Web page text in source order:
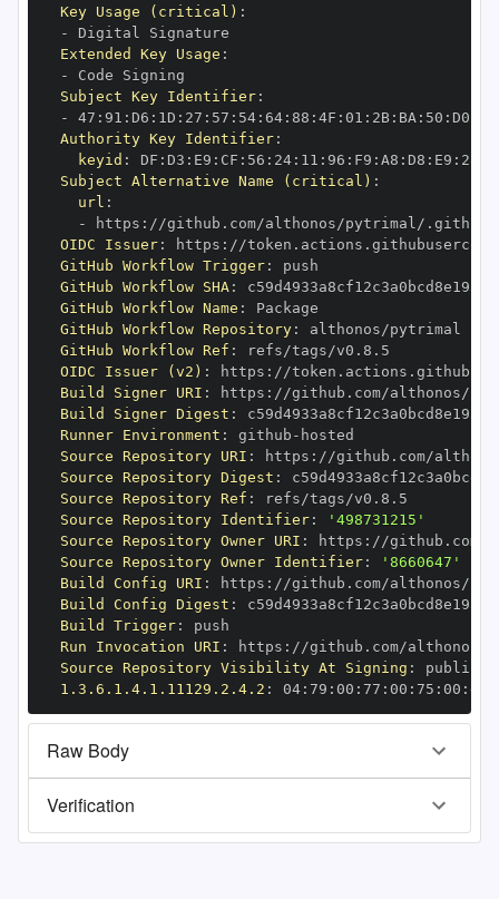
Key Usage (critical) :
-
Extended Key Usage :
-
Subject Key Identifier:
-
47 : 91 : D6 : 1D : 27 : 57 : 54: 64: 88 : 4F : 01 : 2B: BA : 50 : D0
Authority Key Identifier:
keyid : DF : D3 : E9 : CF : 56 : 24: 11 : 96 : F9 : A8 : D8 : E9 : 28
Subject Alternative Name (critical) :
url :
-
https :
OIDC Issuer: https :
GitHub Workflow Trigger:
GitHub Workflow SHA:
GitHub Workflow Name :
GitHub Workflow Repository:
GitHub Workflow Ref :
OIDC Issuer (v2) : https :
Build Signer URI : https :
Build Signer Digest :
Runner Environment : github -
Source Repository URI : https :
Source Repository Digest :
Source Repository Ref :
Source Repository Identifier:
'498731215'
Source Repository Owner URI : https :
Source Repository Owner Identifier:
'8660647'
Build Config URI : https :
Build Config Digest :
Build Trigger:
Run Invocation URI : https :
Source Repository Visibility At Signing :
1.3.6.1.4.1.11129.2.4.2 : 04: 79 : 00 : 77 : 00 : 75 : 00 : dd
Raw Body
Verification